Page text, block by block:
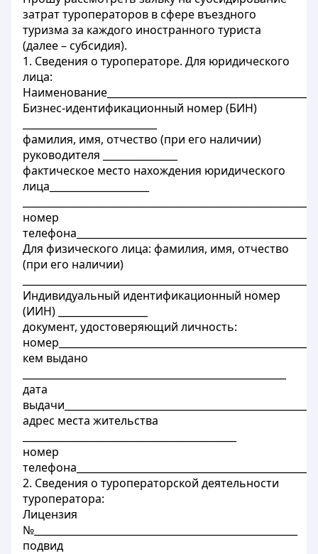
затрат туроператоров в сфере въездного
туризма за каждого иностранного туриста
(далее – субсидия).
1. Сведения о туроператоре. Для юридического
лица:
Бизнес-идентификационный номер (БИН)
фамилия, имя, отчество (при его наличии)
руководителя _______________
фактическое место нахождения юридического
лица____________________
номер
Для физического лица: фамилия, имя, отчество
(при его наличии)
Индивидуальный идентификационный номер
(ИИН) __________________
документ, удостоверяющий личность:
кем выдано
дата
адрес места жительства
номер
2. Сведения о туроператорской деятельности
туроператора:
Лицензия
№_____________________________________________________
подвид